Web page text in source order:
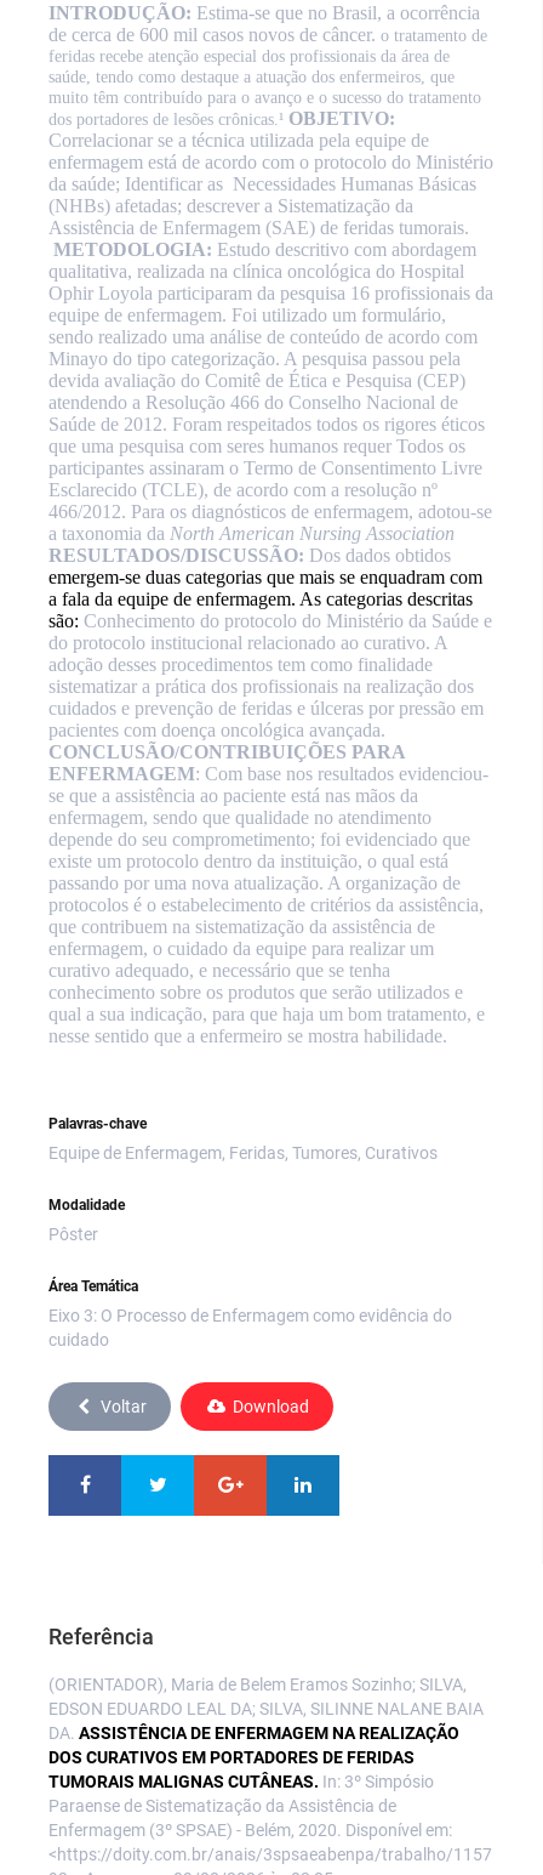
INTRODUÇÃO: Estima-se que no Brasil, a ocorrência
de cerca de 600 mil casos novos de câncer. o tratamento de
feridas recebe atenção especial dos profissionais da área de
saúde, tendo como destaque a atuação dos enfermeiros, que
muito têm contribuído para o avanço e o sucesso do tratamento
dos portadores de lesões crônicas.¹ OBJETIVO:
Correlacionar se a técnica utilizada pela equipe de
enfermagem está de acordo com o protocolo do Ministério
da saúde; Identificar as Necessidades Humanas Básicas
(NHBs) afetadas; descrever a Sistematização da
Assistência de Enfermagem (SAE) de feridas tumorais.
METODOLOGIA: Estudo descritivo com abordagem
qualitativa, realizada na clínica oncológica do Hospital
Ophir Loyola participaram da pesquisa 16 profissionais da
equipe de enfermagem. Foi utilizado um formulário,
sendo realizado uma análise de conteúdo de acordo com
Minayo do tipo categorização. A pesquisa passou pela
devida avaliação do Comitê de Ética e Pesquisa (CEP)
atendendo a Resolução 466 do Conselho Nacional de
Saúde de 2012. Foram respeitados todos os rigores éticos
que uma pesquisa com seres humanos requer Todos os
participantes assinaram o Termo de Consentimento Livre
Esclarecido (TCLE), de acordo com a resolução nº
466/2012. Para os diagnósticos de enfermagem, adotou-se
a taxonomia da North American Nursing Association
RESULTADOS/DISCUSSÃO: Dos dados obtidos
emergem-se duas categorias que mais se enquadram com
a fala da equipe de enfermagem. As categorias descritas
são: Conhecimento do protocolo do Ministério da Saúde e
do protocolo institucional relacionado ao curativo. A
adoção desses procedimentos tem como finalidade
sistematizar a prática dos profissionais na realização dos
cuidados e prevenção de feridas e úlceras por pressão em
pacientes com doença oncológica avançada.
CONCLUSÃO/CONTRIBUIÇÕES PARA
ENFERMAGEM: Com base nos resultados evidenciou-
se que a assistência ao paciente está nas mãos da
enfermagem, sendo que qualidade no atendimento
depende do seu comprometimento; foi evidenciado que
existe um protocolo dentro da instituição, o qual está
passando por uma nova atualização. A organização de
protocolos é o estabelecimento de critérios da assistência,
que contribuem na sistematização da assistência de
enfermagem, o cuidado da equipe para realizar um
curativo adequado, e necessário que se tenha
conhecimento sobre os produtos que serão utilizados e
qual a sua indicação, para que haja um bom tratamento, e
nesse sentido que a enfermeiro se mostra habilidade.
Palavras-chave
Equipe de Enfermagem, Feridas, Tumores, Curativos
Modalidade
Pôster
Área Temática
Eixo 3: O Processo de Enfermagem como evidência do
cuidado
Voltar Download
Referência
(ORIENTADOR), Maria de Belem Eramos Sozinho; SILVA,
EDSON EDUARDO LEAL DA; SILVA, SILINNE NALANE BAIA
DA. ASSISTÊNCIA DE ENFERMAGEM NA REALIZAÇÃO
DOS CURATIVOS EM PORTADORES DE FERIDAS
TUMORAIS MALIGNAS CUTÂNEAS. In: 3º Simpósio
Paraense de Sistematização da Assistência de
Enfermagem (3º SPSAE) - Belém, 2020. Disponível em:
<https://doity.com.br/anais/3spsaeabenpa/trabalho/1157